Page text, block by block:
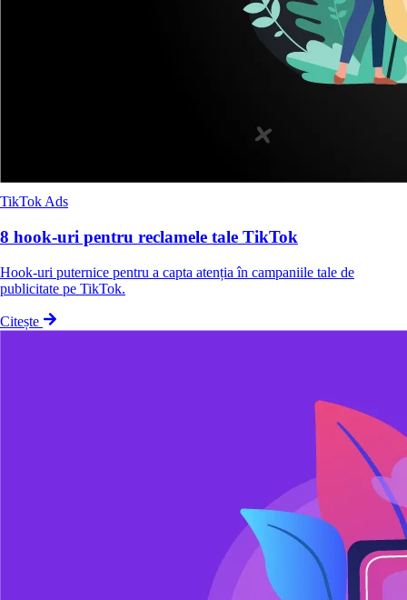
TikTok Ads
8 hook-uri pentru reclamele tale TikTok
Hook-uri puternice pentru a capta atenția în campaniile tale de
publicitate pe TikTok.
Citește